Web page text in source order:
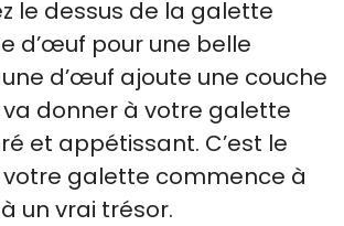
le dessus de la galette
d’œuf pour une belle
d’œuf ajoute une couche
donner à votre galette
et appétissant. C’est le
galette commence à
un vrai trésor.